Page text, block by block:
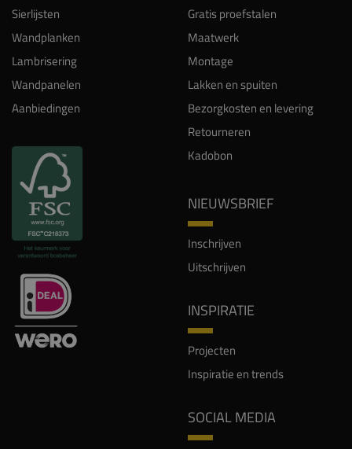
Sierlijsten
Wandplanken
Lambrisering
Wandpanelen
Aanbiedingen
Gratis proefstalen
Maatwerk
Montage
Lakken en spuiten
Bezorgkosten en levering
Retourneren
Kadobon
NIEUWSBRIEF
Inschrijven
Uitschrijven
INSPIRATIE
Projecten
Inspiratie en trends
SOCIAL MEDIA